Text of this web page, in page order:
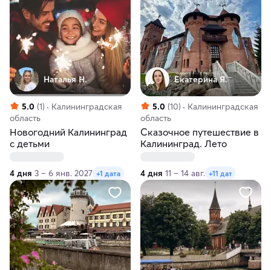
Наталья Н.
5.0 (1)
Калининградская
область
Новогодний Калининград
с детьми
4 дня 3 – 6 янв. 2027 +1 дата
Екатерина Я.
5.0 (10)
Калининградская
область
Сказочное путешествие в
Калининград. Лето
4 дня 11 – 14 авг. +11 дат